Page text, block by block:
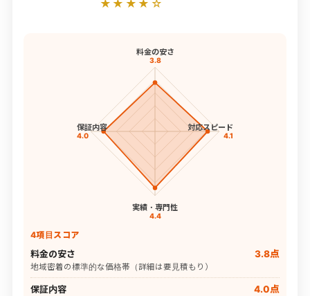
★★★★☆
料金の安さ
3.8
対応スピード
4.1
実績・専門性
4.4
保証内容
4.0
4項目スコア
料金の安さ 3.8点
地域密着の標準的な価格帯（詳細は要見積もり）
保証内容 4.0点